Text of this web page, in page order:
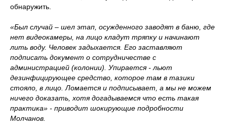
обнаружить.
«Был случай – шел этап, осужденного заводят в баню, где
нет видеокамеры, на лицо кладут тряпку и начинают
лить воду. Человек задыхается. Его заставляют
подписать документ о сотрудничестве с
администрацией (колонии). Упирается - льют
дезинфицирующее средство, которое там в тазики
стояло, в лицо. Ломается и подписывает, а мы не можем
ничего доказать, хотя догадываемся что есть такая
практика» - приводит шокирующие подробности
Молчанов.